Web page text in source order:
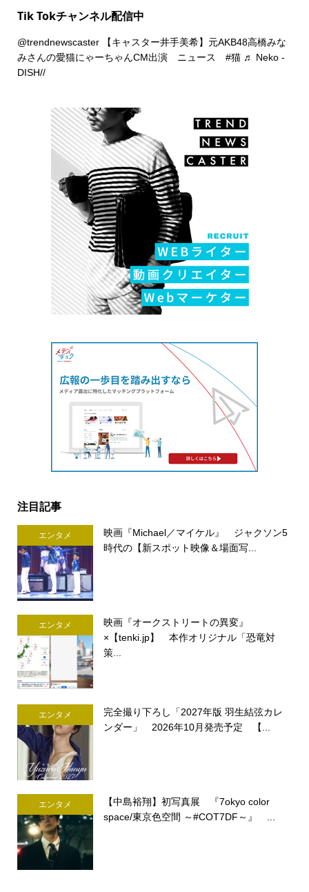
Tik Tokチャンネル配信中
@trendnewscaster【キャスター井手美希】元AKB48高橋みな
みさんの愛猫にゃーちゃんCM出演 ニュース #猫 ♬ Neko -
DISH//
注目記事
エンタメ
映画『Michael／マイケル』 ジャクソン5
時代の【新スポット映像＆場面写...
エンタメ
映画『オークストリートの異変』
×【tenki.jp】 本作オリジナル「恐竜対
策...
エンタメ
完全撮り下ろし「2027年版 羽生結弦カレ
ンダー」 2026年10月発売予定 【...
エンタメ
【中島裕翔】初写真展 『7okyo color
space/東京色空間 ～#COT7DF～』 ...